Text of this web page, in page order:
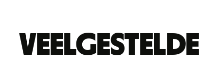
Veelgestelde